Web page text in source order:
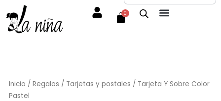
0
Carrito
Inicio / Regalos / Tarjetas y postales / Tarjeta Y Sobre Color
Pastel